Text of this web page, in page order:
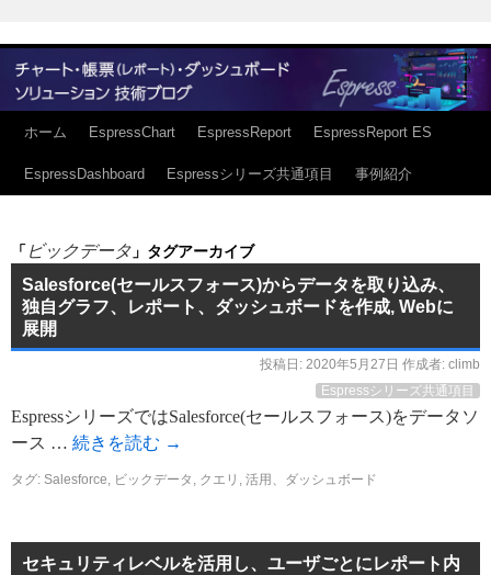
ホーム EspressChart EspressReport EspressReport ES
EspressDashboard Espressシリーズ共通項目 事例紹介
「 ビックデータ 」タグアーカイブ
Salesforce(セールスフォース)からデータを取り込み、
独自グラフ、レポート、ダッシュボードを作成, Webに
展開
投稿日: 2020年5月27日 作成者: climb
Espressシリーズ共通項目
EspressシリーズではSalesforce(セールスフォース)をデータソ
ース … 続きを読む →
タグ: Salesforce, ビックデータ , クエリ , 活用、ダッシュボード
セキュリティレベルを活用し、ユーザごとにレポート内